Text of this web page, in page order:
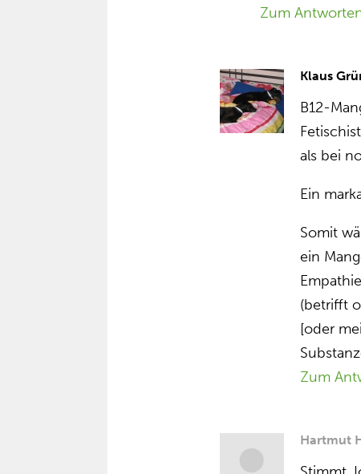
Zum
Klaus
B12-
als bei
Ein
Somit
ein
(betrifft
[oder
Zum
Hartmut